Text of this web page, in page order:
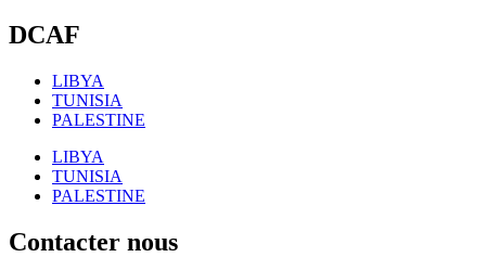
DCAF
LIBYA
TUNISIA
PALESTINE
LIBYA
TUNISIA
PALESTINE
Contacter nous